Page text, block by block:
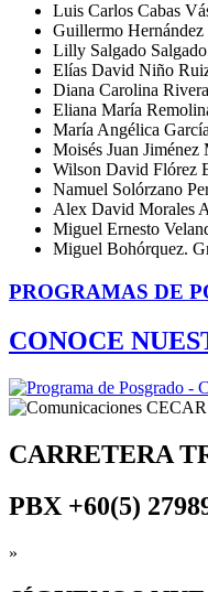
Luis Carlos Cabas
Guillermo
Lilly Salgado
Elías David Niño
Diana Carolina
Eliana María
María Angélica
Moisés Juan
Wilson David Flórez
Namuel Solórzano
Alex David Morales
Miguel Ernesto
Miguel Bohórquez.
PROGRAMAS DE
CONOCE
CARRETERA
PBX +60(5)
»